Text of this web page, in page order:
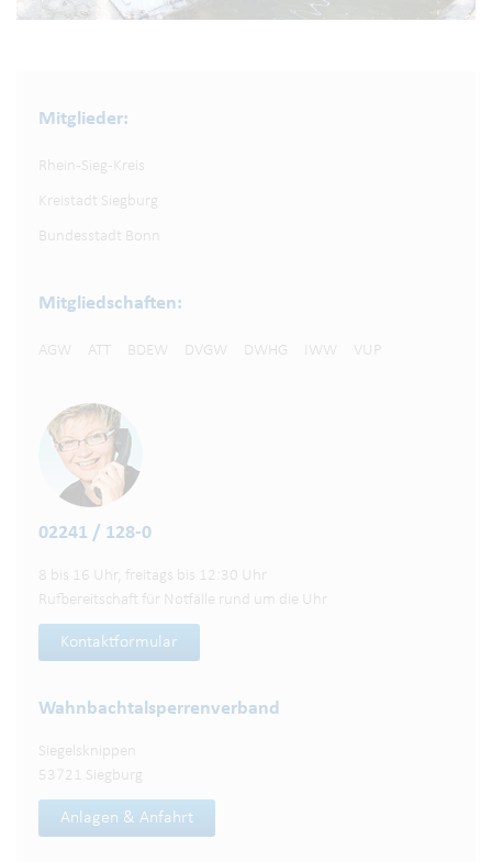
Mitglieder:
Rhein-Sieg-Kreis
Kreistadt Siegburg
Bundesstadt Bonn
Mitgliedschaften:
AGW ATT BDEW DVGW DWHG IWW VUP
02241 / 128-0
8 bis 16 Uhr, freitags bis 12:30 Uhr
Rufbereitschaft für Notfälle rund um die Uhr
Kontaktformular
Wahnbachtalsperren­verband
Siegelsknippen
53721 Siegburg
Anlagen & Anfahrt